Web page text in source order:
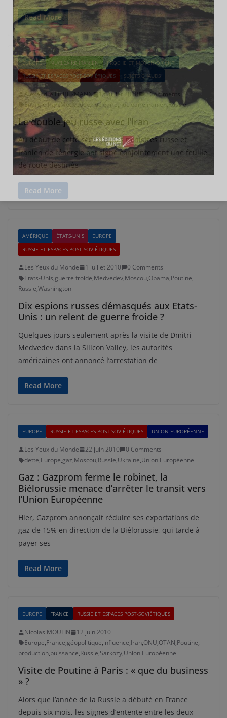
Read More
EUROPE NUCLÉAIRE IRANIEN
PROCHE ET MOYEN-ORIENT
RUSSIE ET ESPACES POST-SOVIÉTIQUES
SUJETS CHAUDS
Alexandre LIEBERMANN 15 juillet 2010
0 Comments
Energie,Iran,Medvedev,nucléaire,nucléaire iranien,Russie
Le double jeu russe avec l’Iran
Au début de cette semaine, les ministres russe et
iranien de l’énergie ont signé conjointement une feuille
de route destinée
Read More
AMÉRIQUE ÉTATS-UNIS
EUROPE
RUSSIE ET ESPACES POST-SOVIÉTIQUES
Les Yeux du Monde 1 juillet 2010
0 Comments
Etats-Unis,guerre froide,Medvedev,Moscou,Obama,Poutine,
Russie,Washington
Dix espions russes démasqués aux Etats-
Unis : un relent de guerre froide ?
Quelques jours seulement après la visite de Dmitri
Medvedev dans la Silicon Valley, les autorités
américaines ont annoncé l’arrestation de
Read More
EUROPE RUSSIE ET ESPACES POST-SOVIÉTIQUES UNION EUROPÉENNE
Les Yeux du Monde 22 juin 2010
0 Comments
dette,Europe,gaz,Moscou,Russie,Ukraine,Union Européenne
Gaz : Gazprom ferme le robinet, la
Biélorussie menace d’arrêter le transit vers
l’Union Européenne
Hier, Gazprom annonçait réduire ses exportations de
gaz de 15% en direction de la Biélorussie, qui tarde à
payer ses
Read More
EUROPE FRANCE RUSSIE ET ESPACES POST-SOVIÉTIQUES
Nicolas MOULIN
12 juin 2010
Europe,France,géopolitique,influence,Iran,ONU,OTAN,Poutine,
production,puissance,Russie,Sarkozy,Union Européenne
Visite de Poutine à Paris : « que du business
» ?
Alors que l’année de la Russie a débuté en France
depuis six mois, les signes d’entente entre les deux